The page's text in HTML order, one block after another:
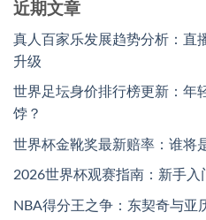
近期文章
真人百家乐发展趋势分析：直
升级
世界足坛身价排行榜更新：年
饽？
世界杯金靴奖最新赔率：谁将
2026世界杯观赛指南：新手入
NBA得分王之争：东契奇与亚